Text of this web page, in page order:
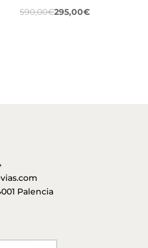
590,00€295,00€
Palencia